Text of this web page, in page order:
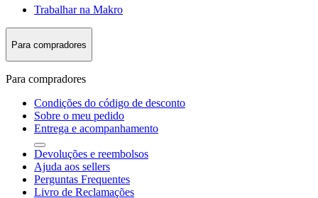
Trabalhar na Makro
Para compradores
Para compradores
Condições do código de desconto
Sobre o meu pedido
Entrega e acompanhamento
Devoluções e reembolsos
Ajuda aos sellers
Perguntas Frequentes
Livro de Reclamações